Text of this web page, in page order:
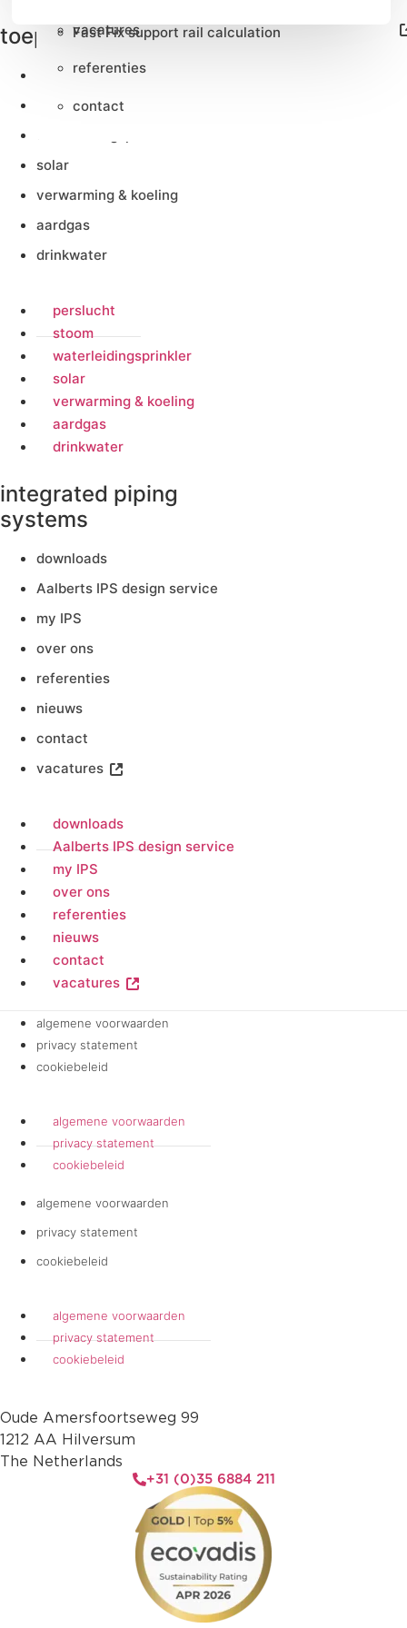
Fast Fix support rail calculation
vacatures
referenties
contact
toepassingen
perslucht
stoom
solar
verwarming & koeling
aardgas
drinkwater
perslucht
stoom
waterleidingsprinkler
solar
verwarming & koeling
aardgas
drinkwater
integrated piping
systems
downloads
Aalberts IPS design service
my IPS
over ons
referenties
nieuws
contact
vacatures
downloads
Aalberts IPS design service
my IPS
over ons
referenties
nieuws
contact
vacatures
algemene voorwaarden
privacy statement
cookiebeleid
algemene voorwaarden
privacy statement
cookiebeleid
algemene voorwaarden
privacy statement
cookiebeleid
algemene voorwaarden
privacy statement
cookiebeleid
Oude Amersfoortseweg 99
1212 AA Hilversum
The Netherlands
+31 (0)35 6884 211